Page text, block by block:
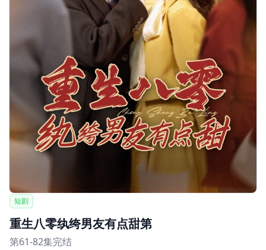
短剧
重生八零纨绔男友有点甜第
第61-82集完结